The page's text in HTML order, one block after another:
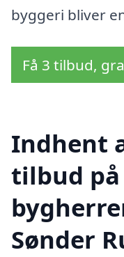
byggeri bliver
Få 3 tilbud,
Indhent
tilbud på
Sønder